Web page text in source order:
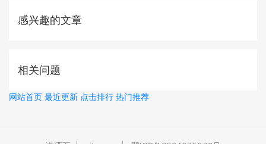
感兴趣的文章
相关问题
网站首页 最近更新 点击排行 热门推荐